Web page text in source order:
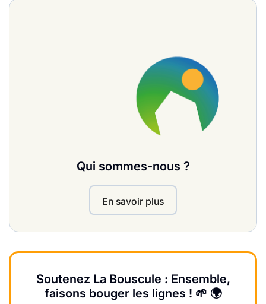
Qui sommes-nous ?
En savoir plus
Soutenez La Bouscule : Ensemble,
faisons bouger les lignes ! 🌱 🌍